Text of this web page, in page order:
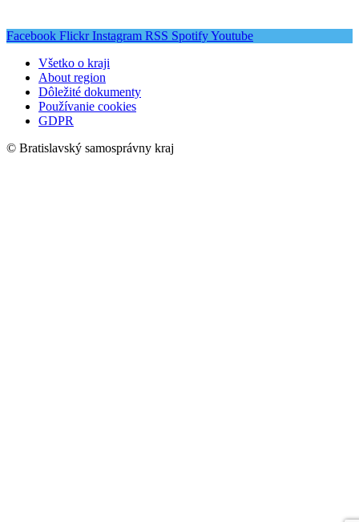
Facebook Flickr Instagram RSS SpotifyYoutube
Všetko o kraji
About region
Dôležité dokumenty
Používanie cookies
GDPR
© Bratislavský samosprávny kraj